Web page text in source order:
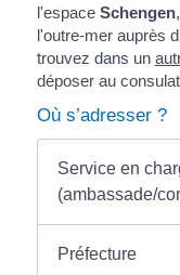
l'espace Schengen
l'outre-mer auprès
trouvez dans un
déposer au
Où s’adresser ?
Service en
(ambassade/
Préfecture